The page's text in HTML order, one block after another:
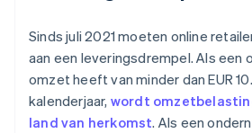
Sinds juli 2021 moeten online
aan een leveringsdrempel. Als een
omzet heeft van minder dan EUR
kalenderjaar, wordt
land van herkomst. Als een